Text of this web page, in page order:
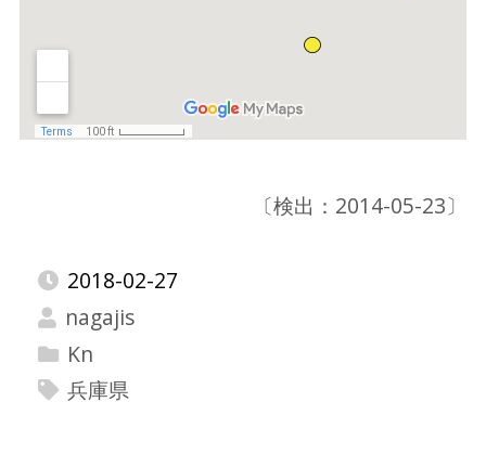
〔検出：2014-05-23〕
2018-02-27
nagajis
Kn
兵庫県